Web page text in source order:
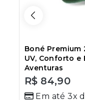
Boné Premium
UV, Conforto e
Aventuras
out
R$ 84,90
Em até 3x